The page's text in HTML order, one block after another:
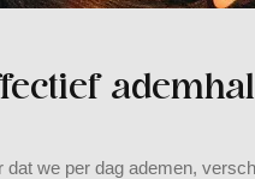
dat we per dag ademen,